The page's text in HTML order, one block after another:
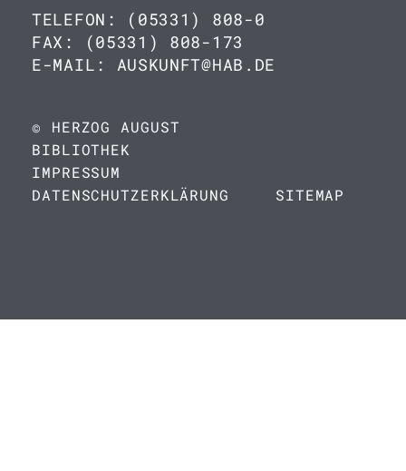
TELEFON: (05331) 808-0
FAX: (05331) 808-173
E-MAIL: AUSKUNFT@HAB.DE
© HERZOG AUGUST
BIBLIOTHEK
IMPRESSUM
DATENSCHUTZERKLÄRUNG
SITEMAP